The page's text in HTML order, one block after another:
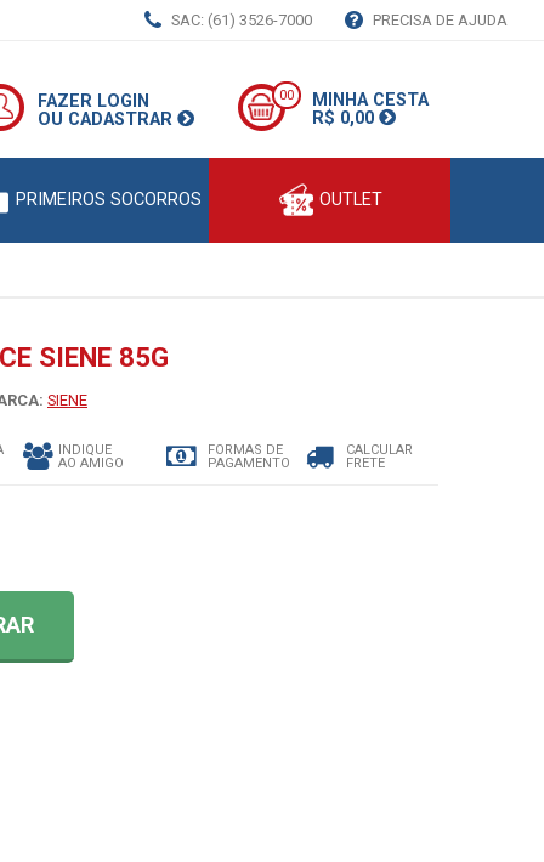
SAC: (61) 3526-7000 PRECISA DE AJUDA
FAZER LOGIN
OU CADASTRAR
00
MINHA CESTA
R$ 0,00
PRIMEIROS SOCORROS OUTLET
SIENE 85G
SIENE
INDIQUE
AO AMIGO
FORMAS DE
PAGAMENTO
CALCULAR
FRETE